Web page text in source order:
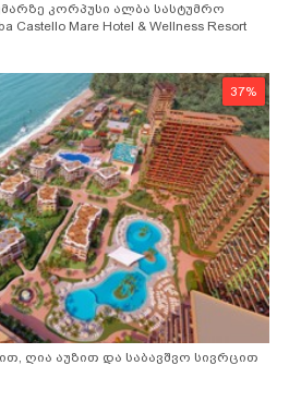
კორპუსი ალბა სასტუმრო
Castello Mare Hotel & Wellness Resort
37%
ღია აუზით და საბავშვო სივრცით